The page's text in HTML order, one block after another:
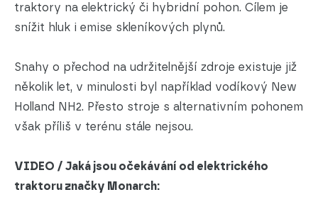
traktory na elektrický či hybridní pohon. Cílem je
snížit hluk i emise skleníkových plynů.
Snahy o přechod na udržitelnější zdroje existuje již
několik let, v minulosti byl například vodíkový New
Holland NH2. Přesto stroje s alternativním pohonem
však příliš v terénu stále nejsou.
VIDEO / Jaká jsou očekávání od elektrického
traktoru značky Monarch: